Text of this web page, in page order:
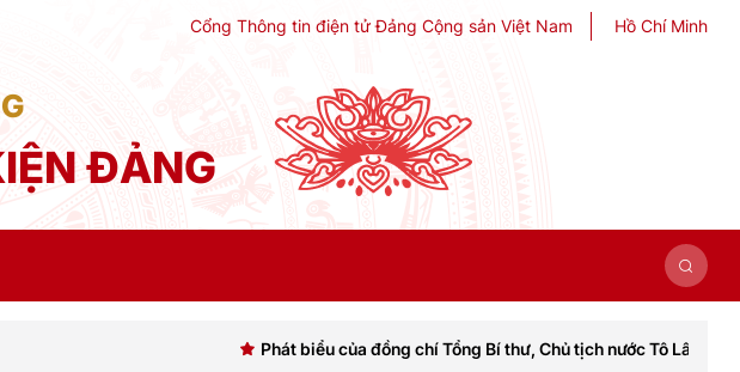
Cổng Thông tin điện tử Đảng Cộng sản Việt Nam Hồ Chí Minh
ĐẢNG
Phát biểu của đồng chí Tổng Bí thư, Chủ tịch nước Tô Lâm khai mạc Hội